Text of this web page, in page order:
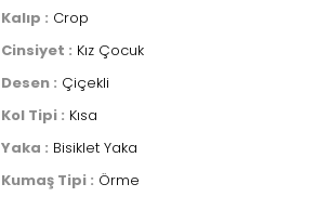
Kalıp : Crop
Cinsiyet : Kız Çocuk
Desen : Çiçekli
Kol Tipi : Kısa
Yaka : Bisiklet Yaka
Kumaş Tipi : Örme